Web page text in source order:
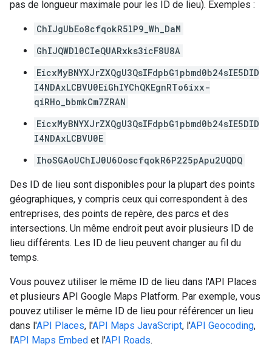
pas de longueur maximale pour les ID de lieu). Exemples :
ChIJgUbEo8cfqokR5lP9_Wh_DaM
GhIJQWDl0CIeQUARxks3icF8U8A
EicxMyBNYXJrZXQgU3QsIFdpbG1pbmd0b24sIE5DID
I4NDAxLCBVU0EiGhIYChQKEgnRTo6ixx-
qiRHo_bbmkCm7ZRAN
EicxMyBNYXJrZXQgU3QsIFdpbG1pbmd0b24sIE5DID
I4NDAxLCBVU0E
IhoSGAoUChIJ0U6OoscfqokR6P225pApu2UQDQ
Des ID de lieu sont disponibles pour la plupart des points
géographiques, y compris ceux qui correspondent à des
entreprises, des points de repère, des parcs et des
intersections. Un même endroit peut avoir plusieurs ID de
lieu différents. Les ID de lieu peuvent changer au fil du
temps.
Vous pouvez utiliser le même ID de lieu dans l'API Places
et plusieurs API Google Maps Platform. Par exemple, vous
pouvez utiliser le même ID de lieu pour référencer un lieu
dans l'API Places, l'API Maps JavaScript, l'API Geocoding,
l'API Maps Embed et l'API Roads.